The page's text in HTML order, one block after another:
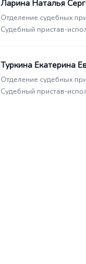
Ларина Наталья
Отделение судебных
Судебный пристав-
Туркина Екатерина
Отделение судебных
Судебный пристав-